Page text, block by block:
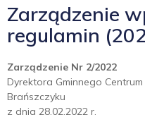
Zarządzenie
regulamin
Zarządzenie Nr 2/2022
Dyrektora Gminnego
Brańszczyku
z dnia 28.02.2022 r.